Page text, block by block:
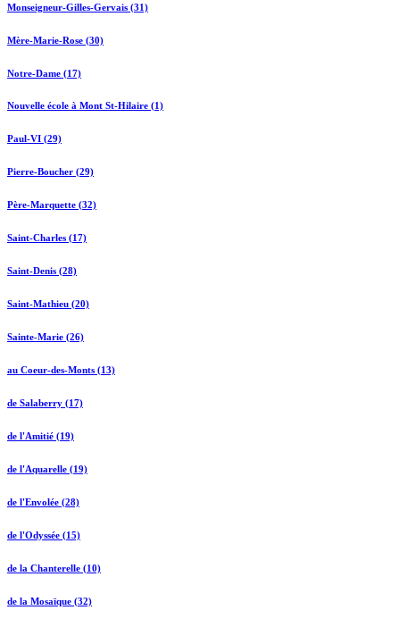
Monseigneur-Gilles-Gervais (31)
Mère-Marie-Rose (30)
Notre-Dame (17)
Nouvelle école à Mont St-Hilaire (1)
Paul-VI (29)
Pierre-Boucher (29)
Père-Marquette (32)
Saint-Charles (17)
Saint-Denis (28)
Saint-Mathieu (20)
Sainte-Marie (26)
au Coeur-des-Monts (13)
de Salaberry (17)
de l'Amitié (19)
de l'Aquarelle (19)
de l'Envolée (28)
de l'Odyssée (15)
de la Chanterelle (10)
de la Mosaïque (32)